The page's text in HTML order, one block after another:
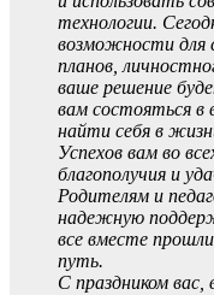
технологии.
возможности для
планов,
ваше решение
вам состояться в
найти себя в
Успехов вам во
благополучия и
Родителям и
надежную
все вместе
путь.
С праздником вас,